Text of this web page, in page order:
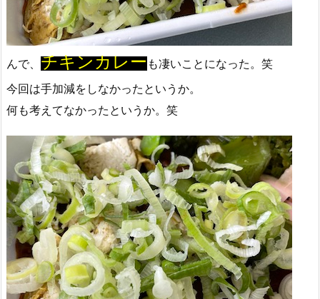
んで、 チキンカレーも凄いことになった。笑
今回は手加減をしなかったというか。
何も考えてなかったというか。笑